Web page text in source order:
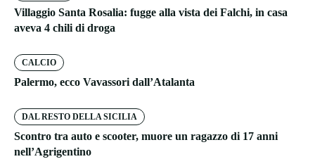
Villaggio Santa Rosalia: fugge alla vista dei Falchi, in casa
aveva 4 chili di droga
CALCIO
Palermo, ecco Vavassori dall’Atalanta
DAL RESTO DELLA SICILIA
Scontro tra auto e scooter, muore un ragazzo di 17 anni
nell’Agrigentino